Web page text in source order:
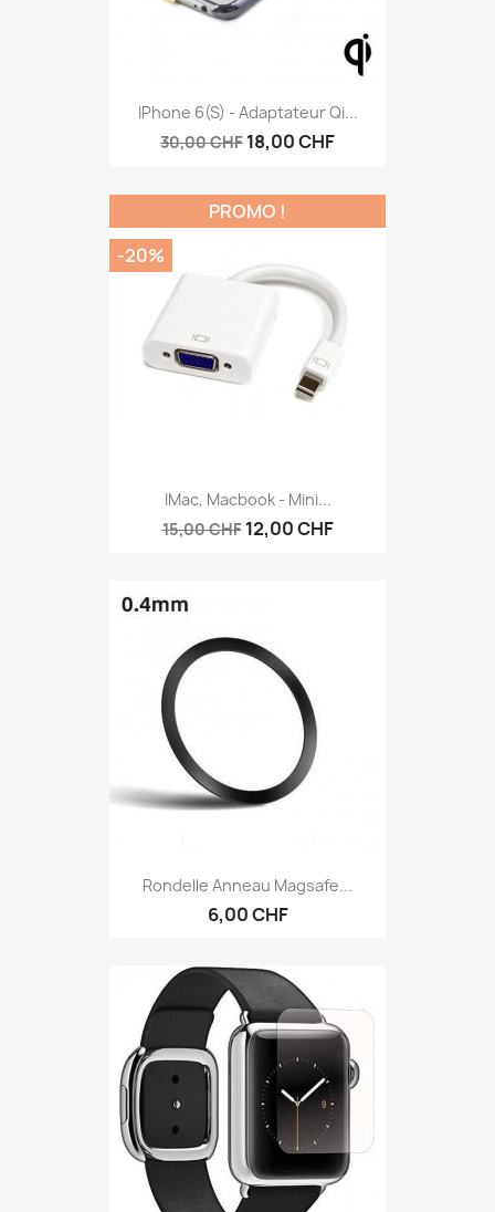
IPhone 6(S) - Adaptateur Qi...
30,00 CHF 18,00 CHF
IMac, Macbook - Mini...
15,00 CHF 12,00 CHF
PROMO !
-20%
Rondelle Anneau Magsafe...
6,00 CHF